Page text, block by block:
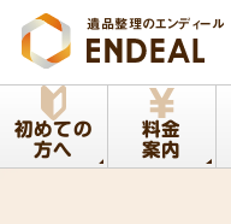
遺品整理のエンディール
初めての
方へ
料金
案内